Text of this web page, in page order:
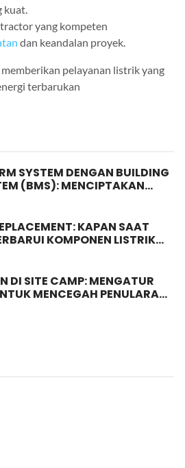
kuat.
yang kompeten
dan keandalan proyek.
pelayanan listrik yang
terbarukan
SYSTEM DENGAN BUILDING
(BMS): MENCIPTAKAN
YANG LEBIH
KAPAN SAAT
KOMPONEN LISTRIK
YANG SUDAH
DI SITE CAMP: MENGATUR
MENCEGAH PENULARAN
PEKERJA.